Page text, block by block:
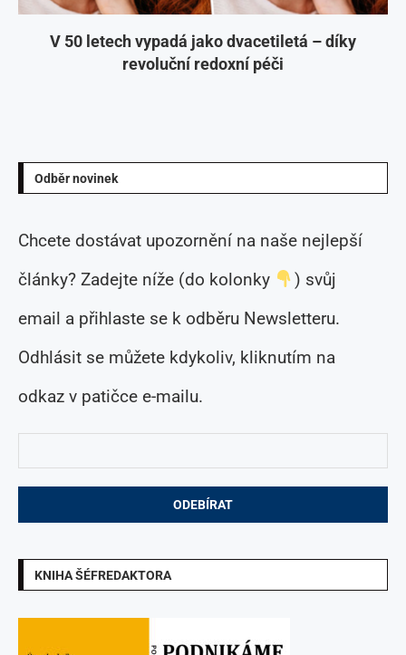
V 50 letech vypadá jako dvacetiletá – díky
revoluční redoxní péči
Odběr novinek
Chcete dostávat upozornění na naše nejlepší
články? Zadejte níže (do kolonky
) svůj
email a přihlaste se k odběru Newsletteru.
Odhlásit se můžete kdykoliv, kliknutím na
odkaz v patičce e-mailu.
KNIHA ŠÉFREDAKTORA